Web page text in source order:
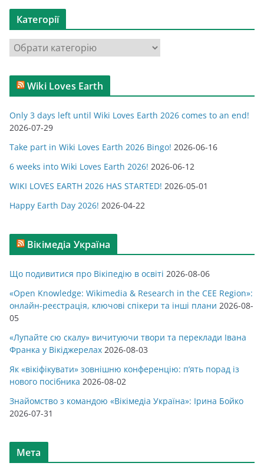
х
в
Категорії
а
т
о
р
і
ї
Wiki Loves Earth
Only 3 days left until Wiki Loves Earth 2026 comes to an end!
2026-07-29
Take part in Wiki Loves Earth 2026 Bingo! 2026-06-16
6 weeks into Wiki Loves Earth 2026! 2026-06-12
WIKI LOVES EARTH 2026 HAS STARTED! 2026-05-01
Happy Earth Day 2026! 2026-04-22
Вікімедіа Україна
Що подивитися про Вікіпедію в освіті 2026-08-06
«Open Knowledge: Wikimedia & Research in the CEE Region»:
онлайн-реєстрація, ключові спікери та інші плани 2026-08-
05
«Лупайте сю скалу» вичитуючи твори та переклади Івана
Франка у Вікіджерелах 2026-08-03
Як «вікіфікувати» зовнішню конференцію: п’ять порад із
нового посібника 2026-08-02
Знайомство з командою «Вікімедіа Україна»: Ірина Бойко
2026-07-31
Мета